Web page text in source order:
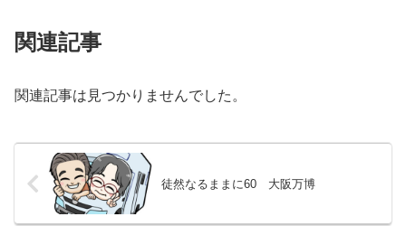
関連記事
関連記事は見つかりませんでした。
徒然なるままに60 大阪万博